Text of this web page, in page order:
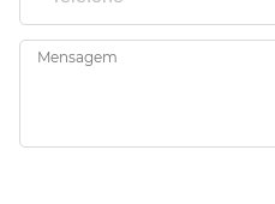
Mensagem